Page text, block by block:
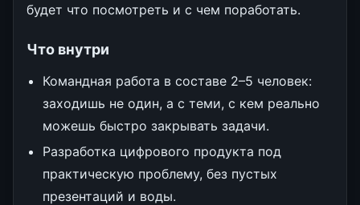
будет что посмотреть и с чем поработать.
Что внутри
Командная работа в составе 2–5 человек:
заходишь не один, а с теми, с кем реально
можешь быстро закрывать задачи.
Разработка цифрового продукта под
практическую проблему, без пустых
презентаций и воды.